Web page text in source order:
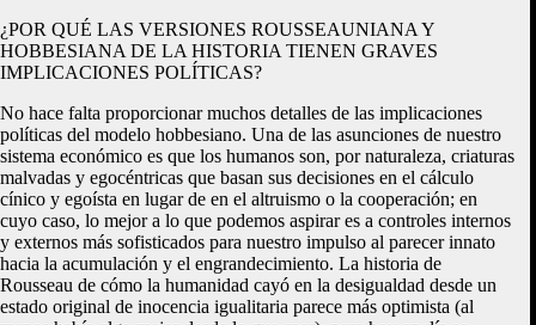
¿POR QUÉ LAS VERSIONES ROUSSEAUNIANA Y
HOBBESIANA DE LA HISTORIA TIENEN GRAVES
IMPLICACIONES POLÍTICAS?
No hace falta proporcionar muchos detalles de las implicaciones
políticas del modelo hobbesiano. Una de las asunciones de nuestro
sistema económico es que los humanos son, por naturaleza, criaturas
malvadas y egocéntricas que basan sus decisiones en el cálculo
cínico y egoísta en lugar de en el altruismo o la cooperación; en
cuyo caso, lo mejor a lo que podemos aspirar es a controles internos
y externos más sofisticados para nuestro impulso al parecer innato
hacia la acumulación y el engrandecimiento. La historia de
Rousseau de cómo la humanidad cayó en la desigualdad desde un
estado original de inocencia igualitaria parece más optimista (al